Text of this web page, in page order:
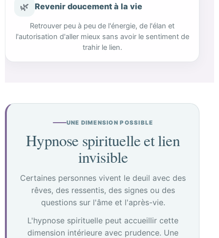
🌿 Revenir doucement à la vie
Retrouver peu à peu de l'énergie, de l'élan et
l'autorisation d'aller mieux sans avoir le sentiment de
trahir le lien.
UNE DIMENSION POSSIBLE
Hypnose spirituelle et lien
invisible
Certaines personnes vivent le deuil avec des
rêves, des ressentis, des signes ou des
questions sur l'âme et l'après-vie.
L'hypnose spirituelle peut accueillir cette
dimension intérieure avec prudence. Une